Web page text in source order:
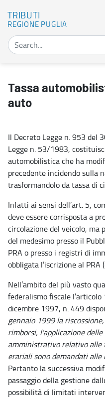
TRIBUTI
REGIONE PUGLIA
Tassa
auto
Il Decreto Legge n. 953
Legge n. 53/1983,
automobilistica che ha
precedente incidendo sulla
trasformandolo da tassa di
Infatti ai sensi dell’art. 5,
deve essere corrisposta a
circolazione del veicolo, ma
del medesimo presso il
PRA o presso i registri di
obbligata l’iscrizione al PRA
Nell’ambito del più vasto
federalismo fiscale
dicembre 1997, n. 449
gennaio 1999 la
rimborsi, l'applicazione
amministrativo relativo alle
erariali sono demandati
Pertanto la successiva
passaggio della gestione
possibilità di limitati